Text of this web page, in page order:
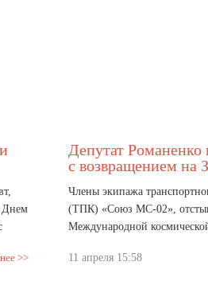
Днем
>>
Депутат Романенко
с возвращением на
Члены экипажа
(ТПК) «Союз МС-02»,
Международной
11 апреля 15:58